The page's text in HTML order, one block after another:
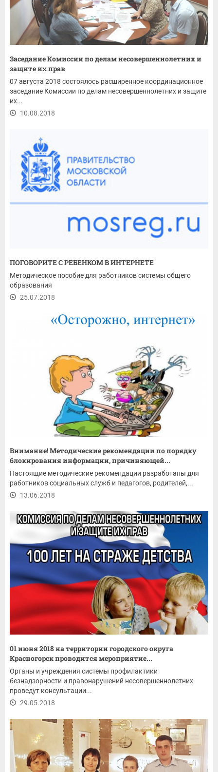
Заседание Комиссии по делам несовершеннолетних и
защите их прав
07 августа 2018 состоялось расширенное координационное
заседание Комиссии по делам несовершеннолетних и защите
их...
10.08.2018
ПОГОВОРИТЕ С РЕБЕНКОМ В ИНТЕРНЕТЕ
Методическое пособие для работников системы общего
образования
25.07.2018
Внимание! Методические рекомендации по порядку
блокирования информации, причиняющей...
Настоящие методические рекомендации разработаны для
работников социальных служб и педагогов, родителей,...
13.06.2018
01 июня 2018 на территории городского округа
Красногорск проводится мероприятие...
Органы и учреждения системы профилактики
безнадзорности и правонарушений несовершеннолетних
проведут консультации...
29.05.2018